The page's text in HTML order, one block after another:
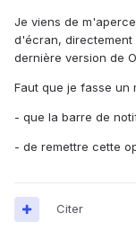
Je viens de
d'écran, directement
dernière version de
Faut que je fasse un
- que la barre de
- de remettre cette
Citer